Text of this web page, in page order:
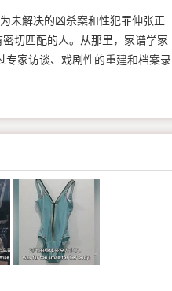
未解决的凶杀案和性犯罪伸张正
切匹配的人。从那里，家谱学家
专家访谈、戏剧性的重建和档案录